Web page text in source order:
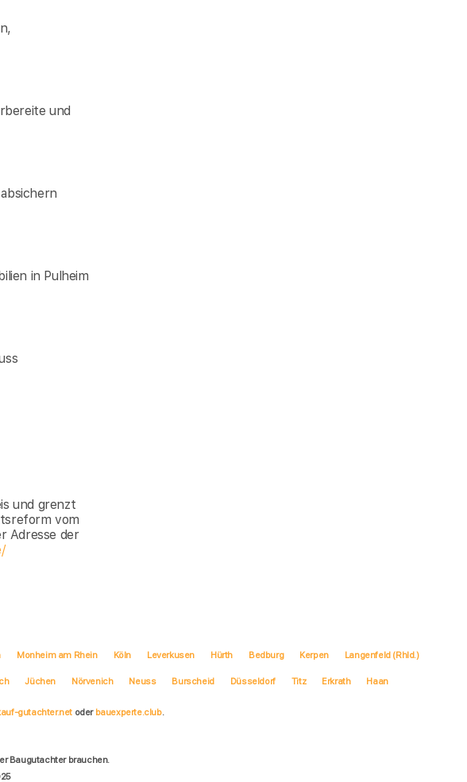
und
in Pulheim
und grenzt
vom
Adresse der
Monheim am Rhein Köln Leverkusen Hürth Bedburg Kerpen Langenfeld (Rhld.)
Jüchen Nörvenich Neuss Burscheid Düsseldorf Titz Erkrath Haan
gutachter.net oder bauexperte.club.
Baugutachter brauchen.